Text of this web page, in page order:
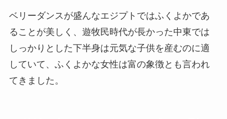
ベリーダンスが盛んなエジプトではふくよかであ
ることが美しく、遊牧民時代が長かった中東では
しっかりとした下半身は元気な子供を産むのに適
していて、ふくよかな女性は富の象徴とも言われ
てきました。